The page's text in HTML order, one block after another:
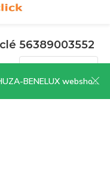
webshop | CLICK HERE NOW!
56389003552